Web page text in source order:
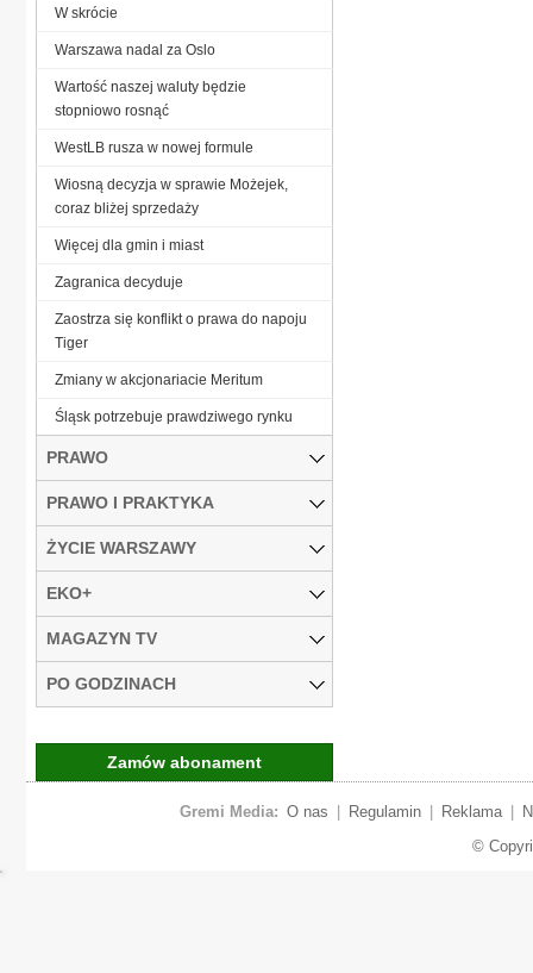
W skrócie
Warszawa nadal za Oslo
Wartość naszej waluty będzie
stopniowo rosnąć
WestLB rusza w nowej formule
Wiosną decyzja w sprawie Możejek,
coraz bliżej sprzedaży
Więcej dla gmin i miast
Zagranica decyduje
Zaostrza się konflikt o prawa do napoju
Tiger
Zmiany w akcjonariacie Meritum
Śląsk potrzebuje prawdziwego rynku
PRAWO
PRAWO I PRAKTYKA
ŻYCIE WARSZAWY
EKO+
MAGAZYN TV
PO GODZINACH
Zamów abonament
Gremi Media: O nas Regulamin Reklama
©